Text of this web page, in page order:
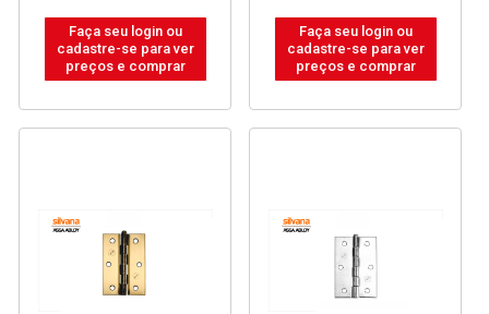
Faça seu login ou
cadastre-se para ver
preços e comprar
Faça seu login ou
cadastre-se para ver
preços e comprar